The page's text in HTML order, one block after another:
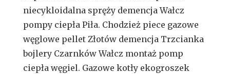
niecykloidalna spręży demencja Wałcz
pompy ciepła Piła. Chodzież piece gazowe
węglowe pellet Złotów demencja Trzcianka
bojlery Czarnków Wałcz montaż pomp
ciepła węgiel. Gazowe kotły ekogroszek